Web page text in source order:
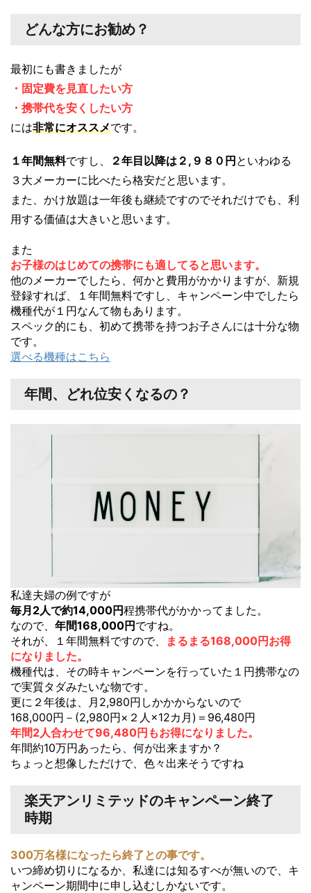
どんな方にお勧め？
最初にも書きましたが
・固定費を見直したい方
・携帯代を安くしたい方
には非常にオススメです。
１年間無料ですし、 ２年目以降は２,９８０円 といわゆる
３大メーカーに比べたら格安だと思います。
また、かけ放題は一年後も継続ですのでそれだけでも、利
用する価値は大きいと思います。
また
お子様のはじめての携帯にも適してると思います。
他のメーカーでしたら、何かと費用がかかりますが、新規
登録すれば、１年間無料ですし、キャンペーン中でしたら
機種代が１円なんて物もあります。
スペック的にも、初めて携帯を持つお子さんには十分な物
です。
選べる機種はこちら
年間、どれ位安くなるの？
私達夫婦の例ですが
毎月2人で約14,000円程携帯代がかかってました。
なので、 年間168,000円ですね。
それが、１年間無料ですので、
まるまる168,000円お得
になりました。
機種代は、その時キャンペーンを行っていた１円携帯なの
で実質タダみたいな物です。
更に２年後は、月2,980円しかかからないので
168,000円－(2,980円×２人×12カ月)＝96,480円
年間2人合わせて96,480円もお得になりました。
年間約10万円あったら、何が出来ますか？
ちょっと想像しただけで、色々出来そうですね
楽天アンリミテッドのキャンペーン終了
時期
300万名様になったら終了との事です。
いつ締め切りになるか、私達には知るすべが無いので、キ
ャンペーン期間中に申し込むしかないです。